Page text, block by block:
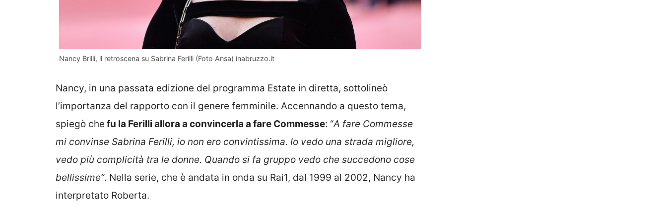
Nancy Brilli, il retroscena su Sabrina Ferilli (Foto Ansa) inabruzzo.it
Nancy, in una passata edizione del programma Estate in diretta, sottolineò
l’importanza del rapporto con il genere femminile. Accennando a questo tema,
spiegò che fu la Ferilli allora a convincerla a fare Commesse: “A fare Commesse
mi convinse Sabrina Ferilli, io non ero convintissima. Io vedo una strada migliore,
vedo più complicità tra le donne. Quando si fa gruppo vedo che succedono cose
bellissime”. Nella serie, che è andata in onda su Rai1, dal 1999 al 2002, Nancy ha
interpretato Roberta.